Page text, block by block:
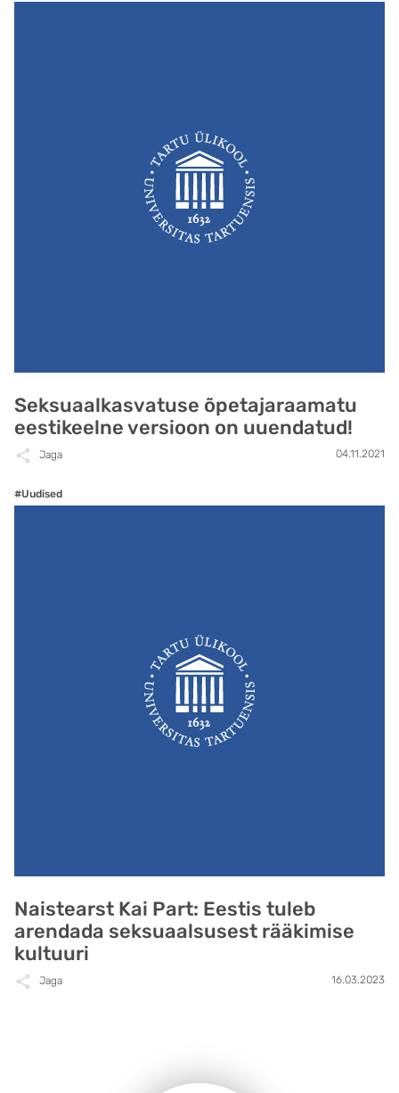
Seksuaalkasvatuse õpetajaraamatu
eestikeelne versioon on uuendatud!
Jaga 04.11.2021
#Uudised
Naistearst Kai Part: Eestis tuleb
arendada seksuaalsusest rääkimise
kultuuri
Jaga 16.03.2023